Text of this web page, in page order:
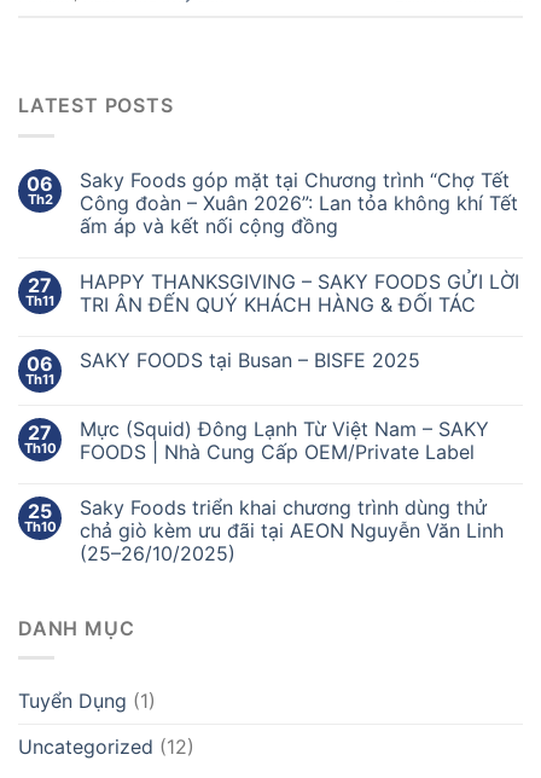
LATEST POSTS
06
Th2
Saky Foods góp mặt tại Chương trình “Chợ Tết
Công đoàn – Xuân 2026”: Lan tỏa không khí Tết
ấm áp và kết nối cộng đồng
27
Th11
HAPPY THANKSGIVING – SAKY FOODS GỬI LỜI
TRI ÂN ĐẾN QUÝ KHÁCH HÀNG & ĐỐI TÁC
06
Th11
SAKY FOODS tại Busan – BISFE 2025
27
Th10
Mực (Squid) Đông Lạnh Từ Việt Nam – SAKY
FOODS | Nhà Cung Cấp OEM/Private Label
25
Th10
Saky Foods triển khai chương trình dùng thử
chả giò kèm ưu đãi tại AEON Nguyễn Văn Linh
(25–26/10/2025)
DANH MỤC
Tuyển Dụng (1)
Uncategorized (12)